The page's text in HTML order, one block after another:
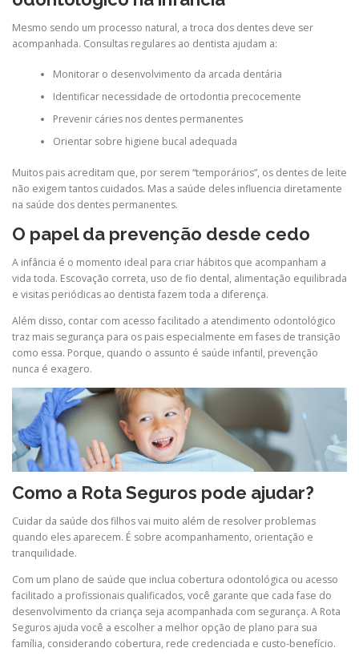
Mesmo sendo um processo natural, a troca dos dentes deve ser
acompanhada. Consultas regulares ao dentista ajudam a:
Monitorar o desenvolvimento da arcada dentária
Identificar necessidade de ortodontia precocemente
Prevenir cáries nos dentes permanentes
Orientar sobre higiene bucal adequada
Muitos pais acreditam que, por serem “temporários”, os dentes de leite
não exigem tantos cuidados. Mas a saúde deles influencia diretamente
na saúde dos dentes permanentes.
O papel da prevenção desde cedo
A infância é o momento ideal para criar hábitos que acompanham a
vida toda. Escovação correta, uso de fio dental, alimentação equilibrada
e visitas periódicas ao dentista fazem toda a diferença.
Além disso, contar com acesso facilitado a atendimento odontológico
traz mais segurança para os pais especialmente em fases de transição
como essa. Porque, quando o assunto é saúde infantil, prevenção
nunca é exagero.
Como a Rota Seguros pode ajudar?
Cuidar da saúde dos filhos vai muito além de resolver problemas
quando eles aparecem. É sobre acompanhamento, orientação e
tranquilidade.
Com um plano de saúde que inclua cobertura odontológica ou acesso
facilitado a profissionais qualificados, você garante que cada fase do
desenvolvimento da criança seja acompanhada com segurança. A Rota
Seguros ajuda você a escolher a melhor opção de plano para sua
família, considerando cobertura, rede credenciada e custo-benefício.